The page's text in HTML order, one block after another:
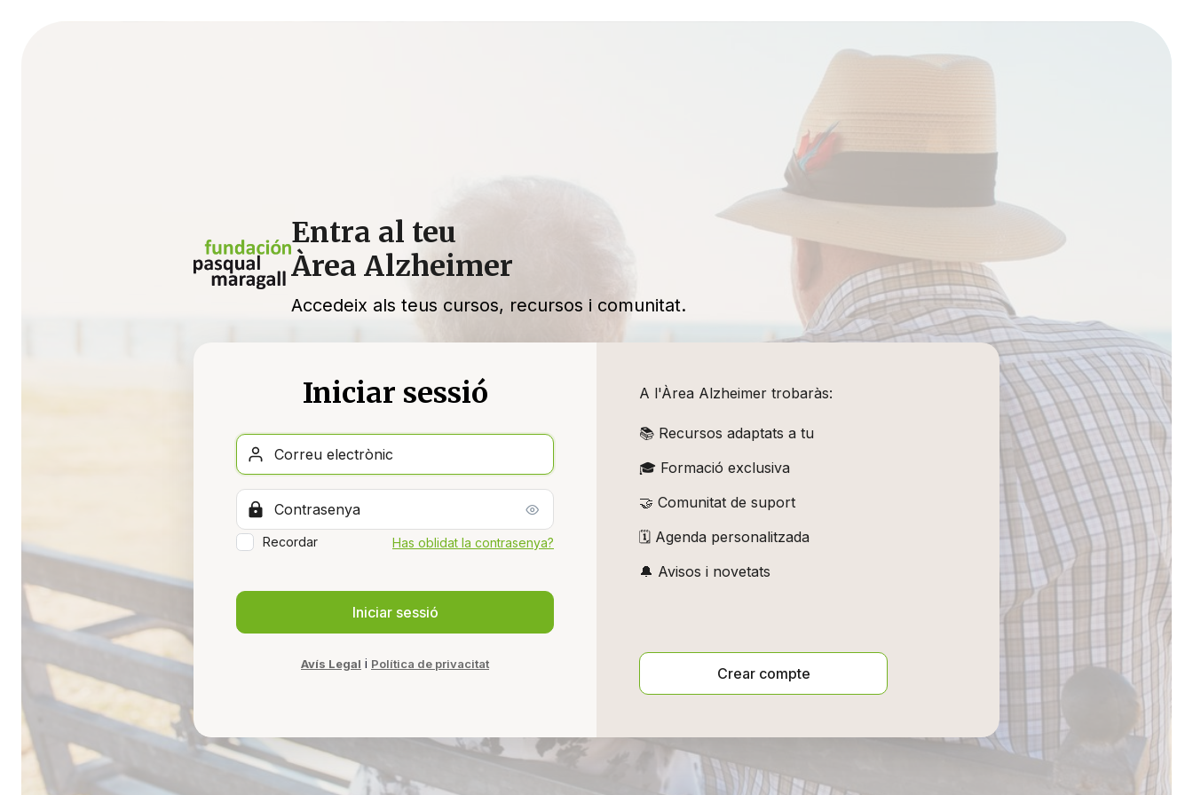
Entra al teu
Àrea Alzheimer
Accedeix als teus cursos, recursos i comunitat.
Iniciar sessió
Recordar Has oblidat la contrasenya?
Avís Legal i Política de privacitat
A l'Àrea Alzheimer trobaràs:
📚 Recursos adaptats a tu
🎓 Formació exclusiva
🤝 Comunitat de suport
🗓️ Agenda personalitzada
🔔 Avisos i novetats
Crear compte